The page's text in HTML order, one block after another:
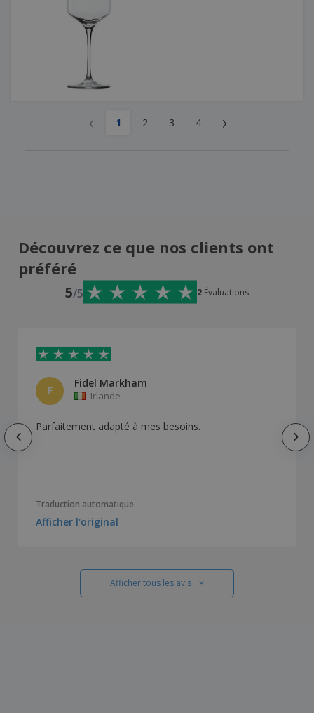
‹ 1 2 3 4 ›
Découvrez ce que nos clients ont
préféré
5/5 2 Évaluations
F
Fidel Markham
Irlande
Parfaitement adapté à mes besoins.
Traduction automatique
Afficher l'original
Afficher tous les avis